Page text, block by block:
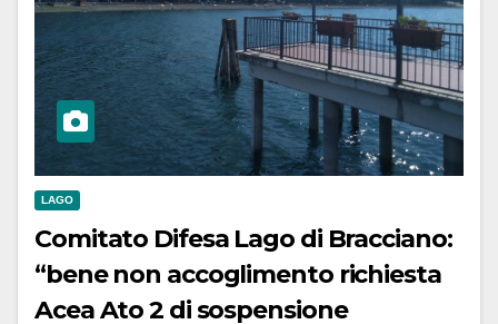
LAGO
Comitato Difesa Lago di Bracciano:
“bene non accoglimento richiesta
Acea Ato 2 di sospensione